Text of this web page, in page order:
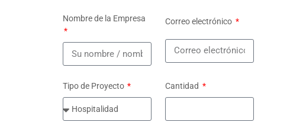
Nombre de la Empresa Correo electrónico
Tipo de Proyecto Cantidad